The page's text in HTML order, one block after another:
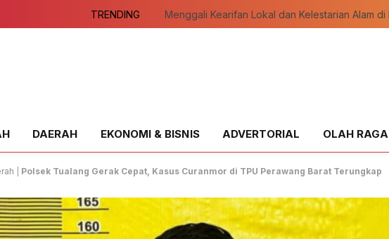
TRENDING
DAERAH EKONOMI & BISNIS ADVERTORIAL OLAH RAGA
Polsek Tualang Gerak Cepat, Kasus Curanmor di TPU Perawang Barat Terungkap